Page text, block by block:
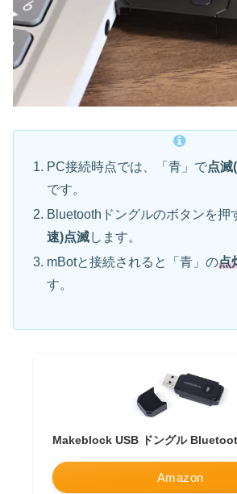
PC接続時点では、「青」で点滅
です。
Bluetoothドングルのボタンを押
速)点滅します。
mBotと接続されると「青」の点
す。
Makeblock USB ドングル
Amazon